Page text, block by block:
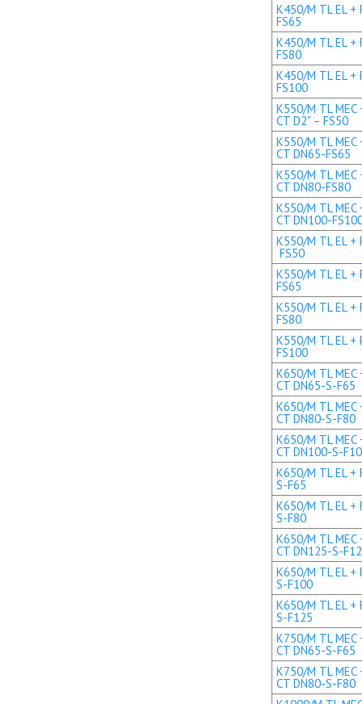
K450/M TL EL +
FS65
K450/M TL EL +
FS80
K450/M TL EL +
FS100
K550/M TL MEC
CT D2" – FS50
K550/M TL MEC
CT DN65-FS65
K550/M TL MEC
CT DN80-FS80
K550/M TL MEC
CT DN100-
K550/M TL EL +
FS50
K550/M TL EL +
FS65
K550/M TL EL +
FS80
K550/M TL EL +
FS100
K650/M TL MEC
CT DN65-S-F65
K650/M TL MEC
CT DN80-S-F80
K650/M TL MEC
CT DN100-S-
K650/M TL EL +
S-F65
K650/M TL EL +
S-F80
K650/M TL MEC
CT DN125-S-
K650/M TL EL +
S-F100
K650/M TL EL +
S-F125
K750/M TL MEC
CT DN65-S-F65
K750/M TL MEC
CT DN80-S-F80